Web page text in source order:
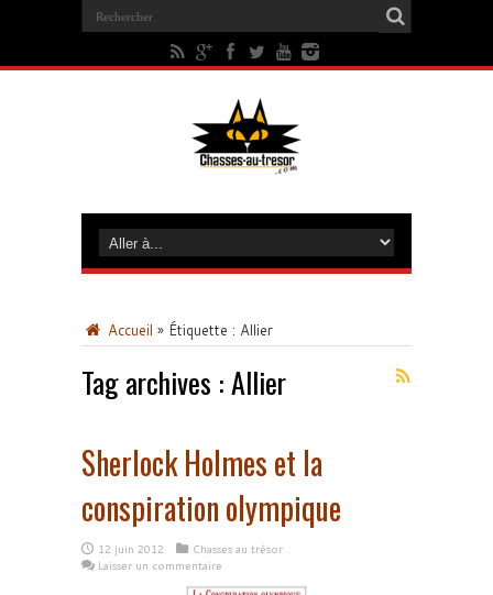
Accueil » Étiquette : Allier
Tag archives :Allier
Sherlock Holmes et la
conspiration olympique
12 juin 2012
Chasses au trésor
Laisser un commentaire